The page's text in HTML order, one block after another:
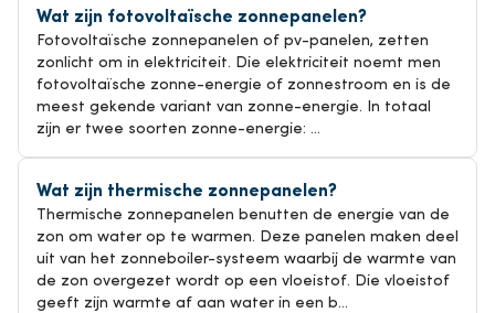
Wat zijn fotovoltaïsche zonnepanelen?
Fotovoltaïsche zonnepanelen of pv-panelen, zetten
zonlicht om in elektriciteit. Die elektriciteit noemt men
fotovoltaïsche zonne-energie of zonnestroom en is de
meest gekende variant van zonne-energie. In totaal
zijn er twee soorten zonne-energie: ...
Wat zijn thermische zonnepanelen?
Thermische zonnepanelen benutten de energie van de
zon om water op te warmen. Deze panelen maken deel
uit van het zonneboiler-systeem waarbij de warmte van
de zon overgezet wordt op een vloeistof. Die vloeistof
geeft zijn warmte af aan water in een b...